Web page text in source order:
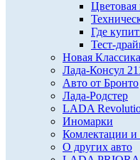
Цветовая
Где
Тест-
Новая Классика
Лада-Консул
Авто от Бронто
Лада-Родстер
LADA
Иномарки
Комлектации
О других авто